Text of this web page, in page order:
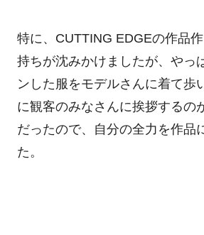
特に、CUTTING EDGEの作品
持ちが沈みかけましたが、やっ
ンした服をモデルさんに着て歩
に観客のみなさんに挨拶するの
だったので、自分の全力を作品
た。